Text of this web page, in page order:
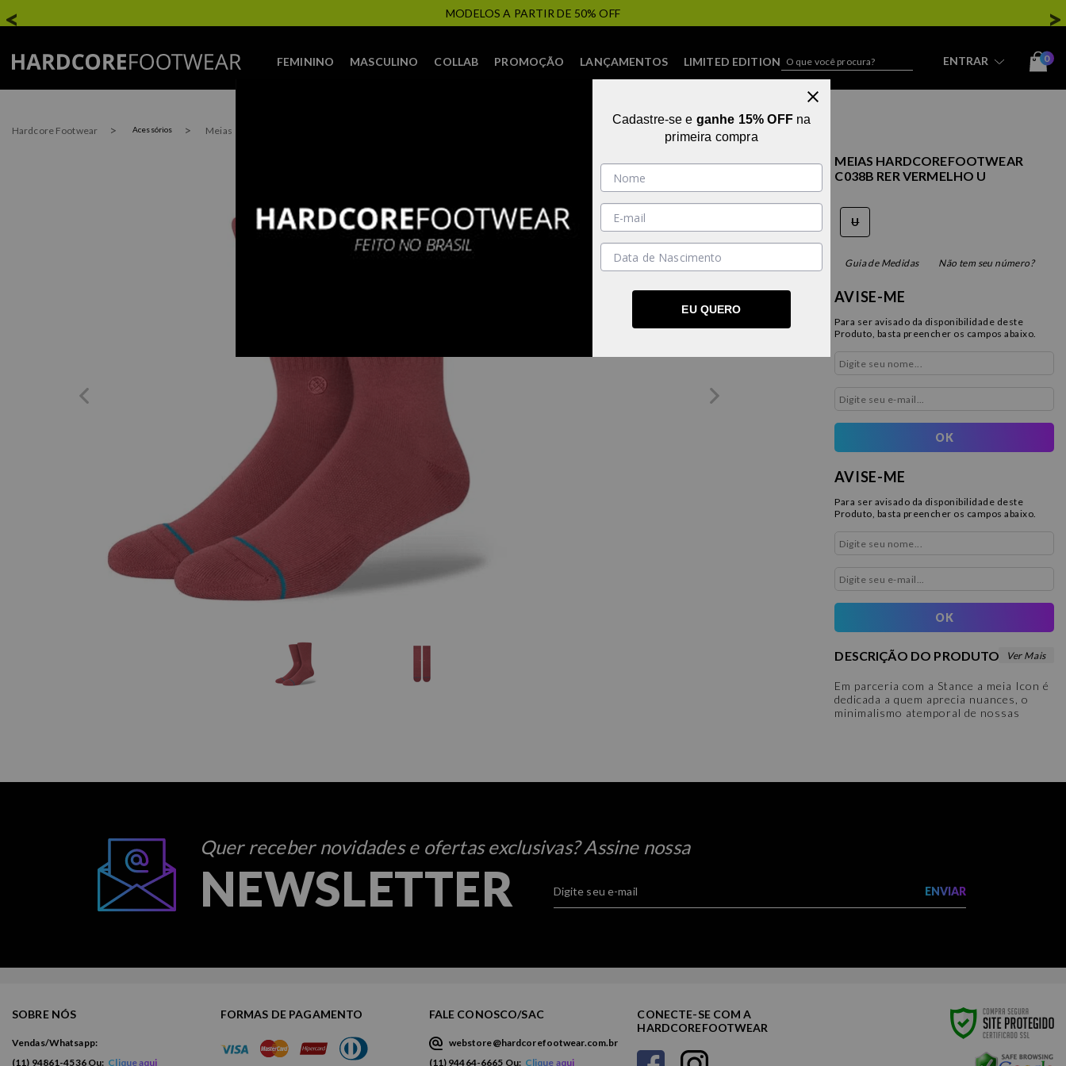
FRETE PROMOCIONAL
FEMININO MASCULINO COLLAB PROMOÇÃO LANÇAMENTOS LIMITED EDITION STREETWEAR ENTRAR 0
Hardcore Footwear Acessórios Meias
MEIAS HARDCOREFOOTWEAR
C038B RER VERMELHO U
U
Não tem seu número?
Guia de Medidas
AVISE-ME
Para ser avisado da disponibilidade deste
Produto, basta preencher os campos abaixo.
AVISE-ME
Para ser avisado da disponibilidade deste
Produto, basta preencher os campos abaixo.
DESCRIÇÃO DO PRODUTO
Em parceria com a Stance a meia Icon é
dedicada a quem aprecia nuances, o
minimalismo atemporal de nossas
humor. Escolha uma cor, qualquer cor.
Quer receber novidades e ofertas exclusivas? Assine nossa
NEWSLETTER ENVIAR
SOBRE NÓS
Vendas/Whatsapp:
(11) 94861-4536 Ou: Clique aqui
FORMAS DE PAGAMENTO FALE CONOSCO/SAC
webstore@hardcorefootwear.com.br
(11) 94464-6665 Ou: Clique aqui
CONECTE-SE COM A
HARDCOREFOOTWEAR
Cadastre-se e ganhe 15% OFFna
primeira compra
EU QUERO